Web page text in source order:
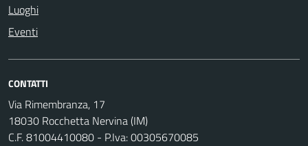
Luoghi
Eventi
CONTATTI
Via Rimembranza, 17
18030 Rocchetta Nervina (IM)
C.F. 81004410080 - P.Iva: 00305670085